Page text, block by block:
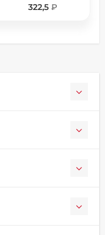
322,5₽